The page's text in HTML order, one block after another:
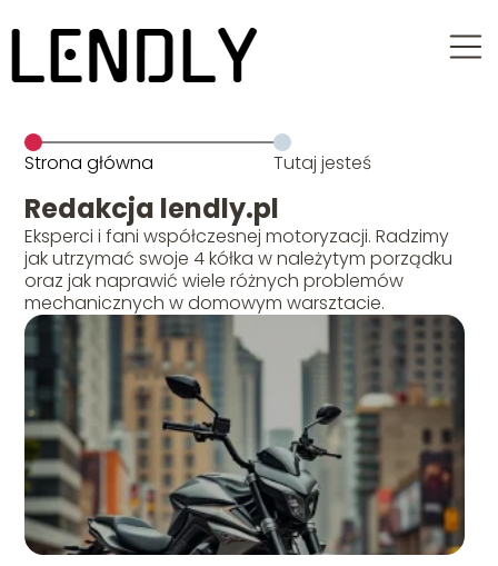
Strona główna Tutaj jesteś
Redakcja lendly.pl
Eksperci i fani współczesnej motoryzacji. Radzimy
jak utrzymać swoje 4 kółka w należytym porządku
oraz jak naprawić wiele różnych problemów
mechanicznych w domowym warsztacie.